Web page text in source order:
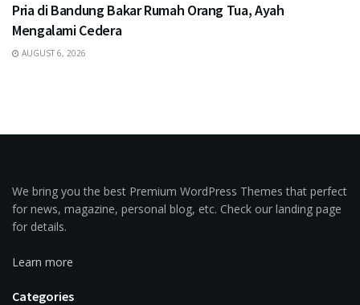
Pria di Bandung Bakar Rumah Orang Tua, Ayah
Mengalami Cedera
AUGUST 6, 2026
We bring you the best Premium WordPress Themes that perfect
for news, magazine, personal blog, etc. Check our landing page
for details.
Learn more
Categories